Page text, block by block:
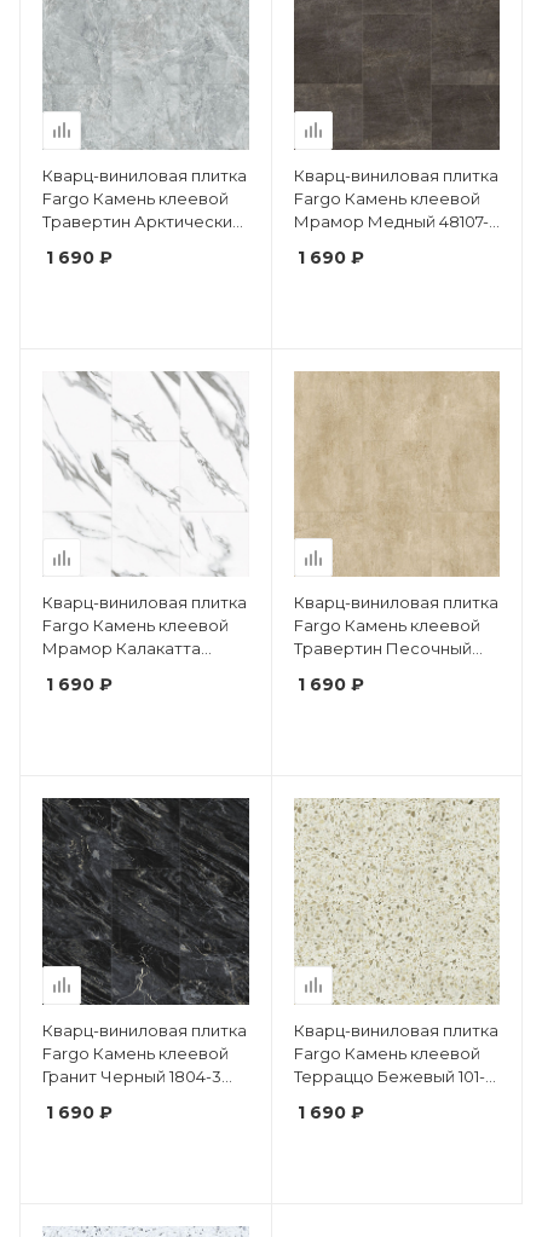
Кварц-виниловая плитка
Fargo Камень клеевой
Травертин Арктический
1 690 ₽
Кварц-виниловая плитка
Fargo Камень клеевой
Мрамор Медный 48107-
1 690 ₽
Кварц-виниловая плитка
Fargo Камень клеевой
Мрамор Калакатта
1 690 ₽
Кварц-виниловая плитка
Fargo Камень клеевой
Травертин Песочный
1 690 ₽
Кварц-виниловая плитка
Fargo Камень клеевой
Гранит Черный 1804-3
1 690 ₽
Кварц-виниловая плитка
Fargo Камень клеевой
Терраццо Бежевый 101-3
1 690 ₽